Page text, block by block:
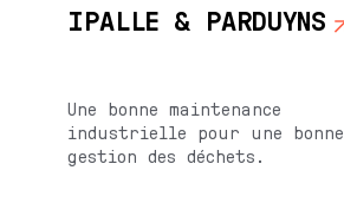
IPALLE & PARDUYNS
Une bonne maintenance
industrielle pour une bonne
gestion des déchets.